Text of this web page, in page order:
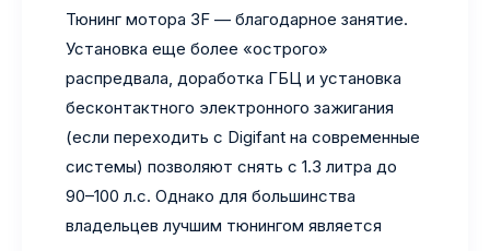
Тюнинг мотора 3F — благодарное занятие.
Установка еще более «острого»
распредвала, доработка ГБЦ и установка
бесконтактного электронного зажигания
(если переходить с Digifant на современные
системы) позволяют снять с 1.3 литра до
90–100 л.с. Однако для большинства
владельцев лучшим тюнингом является